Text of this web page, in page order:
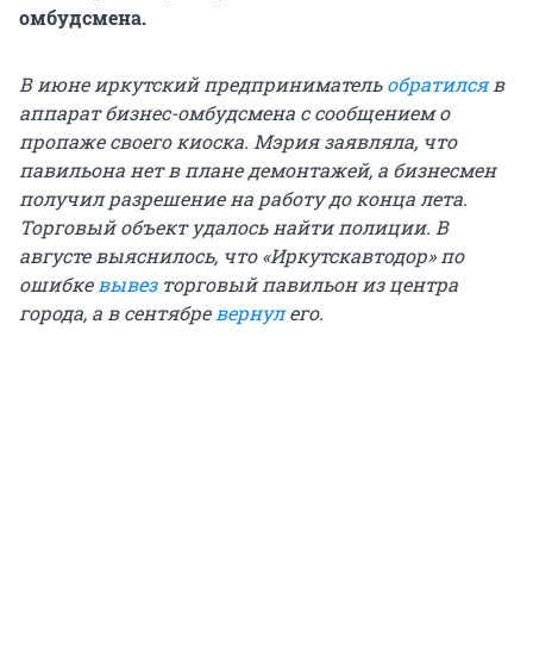
омбудсмена.
В июне иркутский предпринимательобратилсяв
аппарат бизнес-омбудсмена с сообщением о
пропаже своего киоска. Мэрия заявляла, что
павильона нет в плане демонтажей, а бизнесмен
получил разрешение на работу до конца лета.
Торговый объект удалось найти полиции. В
августе выяснилось, что «Иркутскавтодор» по
ошибке вывезторговый павильон из центра
города, а в сентябре вернулего.